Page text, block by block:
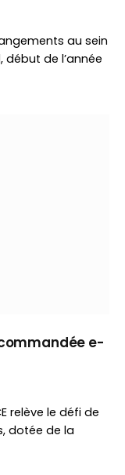
au sein
de l’année
e-
relève le défi de
dotée de la